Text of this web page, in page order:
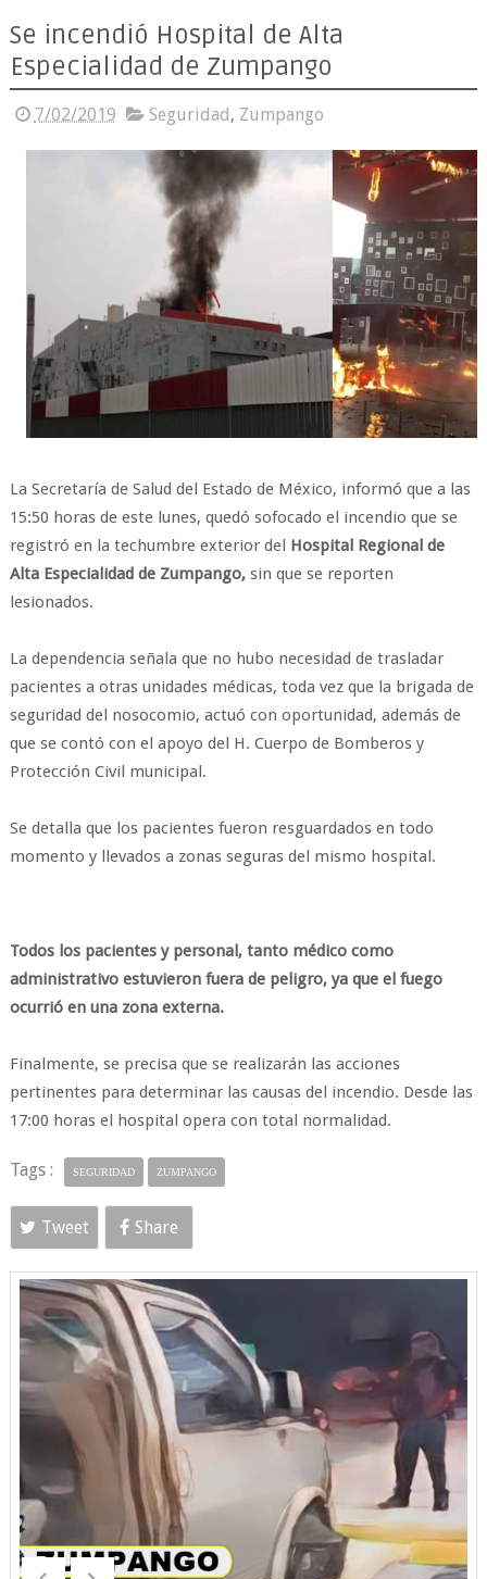
Se incendió Hospital de Alta
Especialidad de Zumpango
7/02/2019 Seguridad, Zumpango
La Secretaría de Salud del Estado de México, informó que a las
15:50 horas de este lunes, quedó sofocado el incendio que se
registró en la techumbre exterior del Hospital Regional de
Alta Especialidad de Zumpango, sin que se reporten
lesionados.
La dependencia señala que no hubo necesidad de trasladar
pacientes a otras unidades médicas, toda vez que la brigada de
seguridad del nosocomio, actuó con oportunidad, además de
que se contó con el apoyo del H. Cuerpo de Bomberos y
Protección Civil municipal.
Se detalla que los pacientes fueron resguardados en todo
momento y llevados a zonas seguras del mismo hospital.
Todos los pacientes y personal, tanto médico como
administrativo estuvieron fuera de peligro, ya que el fuego
ocurrió en una zona externa.
Finalmente, se precisa que se realizarán las acciones
pertinentes para determinar las causas del incendio. Desde las
17:00 horas el hospital opera con total normalidad.
Tags : SEGURIDAD ZUMPANGO
Tweet Share